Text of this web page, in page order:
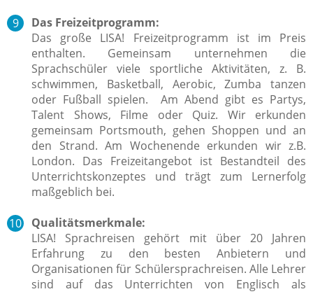
Das Freizeitprogramm:
Das große LISA! Freizeitprogramm ist im Preis
enthalten. Gemeinsam unternehmen die
Sprachschüler viele sportliche Aktivitäten, z. B.
schwimmen, Basketball, Aerobic, Zumba tanzen
oder Fußball spielen. Am Abend gibt es Partys,
Talent Shows, Filme oder Quiz. Wir erkunden
gemeinsam Portsmouth, gehen Shoppen und an
den Strand. Am Wochenende erkunden wir z.B.
London. Das Freizeitangebot ist Bestandteil des
Unterrichtskonzeptes und trägt zum Lernerfolg
maßgeblich bei.
Qualitätsmerkmale:
LISA! Sprachreisen gehört mit über 20 Jahren
Erfahrung zu den besten Anbietern und
Organisationen für Schülersprachreisen. Alle Lehrer
sind auf das Unterrichten von Englisch als